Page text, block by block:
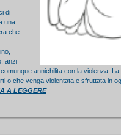
di
una
che
anzi
annichilita con la violenza.
o che venga violentata e sfruttata in
A LEGGERE